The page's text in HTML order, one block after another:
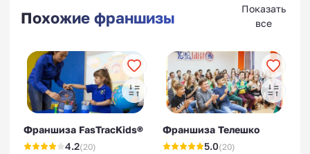
Похожие франшизы
Показать
все
Франшиза FasTracKids®
4.2(20)
Франшиза Телешко
5.0(20)